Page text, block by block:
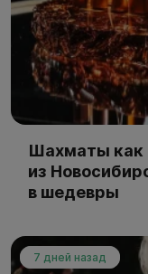
Шахматы как
из
в шедевры
7 дней назад